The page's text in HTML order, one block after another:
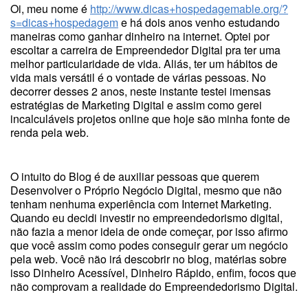
Oi, meu nome é http://www.dicas+hospedagemable.org/?
s=dicas+hospedageme há dois anos venho estudando
maneiras como ganhar dinheiro na internet. Optei por
escoltar a carreira de Empreendedor Digital pra ter uma
melhor particularidade de vida. Aliás, ter um hábitos de
vida mais versátil é o vontade de várias pessoas. No
decorrer desses 2 anos, neste instante testei imensas
estratégias de Marketing Digital e assim como gerei
incalculáveis projetos online que hoje são minha fonte de
renda pela web.
O intuito do Blog é de auxiliar pessoas que querem
Desenvolver o Próprio Negócio Digital, mesmo que não
tenham nenhuma experiência com Internet Marketing.
Quando eu decidi investir no empreendedorismo digital,
não fazia a menor ideia de onde começar, por isso afirmo
que você assim como podes conseguir gerar um negócio
pela web. Você não irá descobrir no blog, matérias sobre
isso Dinheiro Acessível, Dinheiro Rápido, enfim, focos que
não comprovam a realidade do Empreendedorismo Digital.